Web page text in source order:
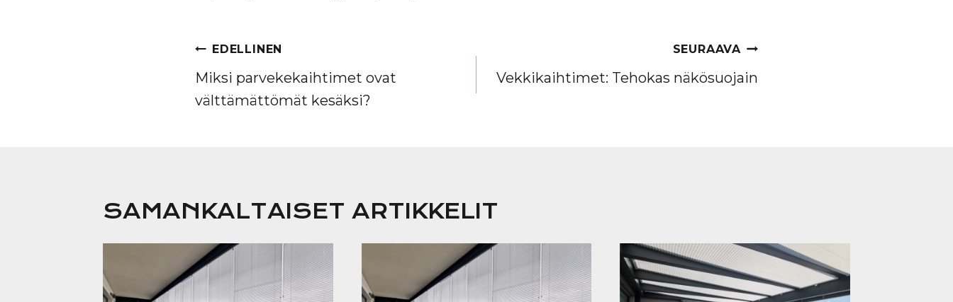
ARTIKKELIEN
SELAUS
EDELLINEN
Miksi parvekekaihtimet ovat
välttämättömät kesäksi?
SEURAAVA
Vekkikaihtimet: Tehokas näkösuojain
SAMANKALTAISET ARTIKKELIT